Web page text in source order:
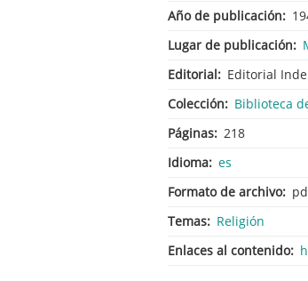
Año de publicación
Lugar de publicación
Editorial
Editorial
Colección
Biblioteca
Páginas
218
Idioma es
Formato de archivo
Temas
Religión
Enlaces al contenido